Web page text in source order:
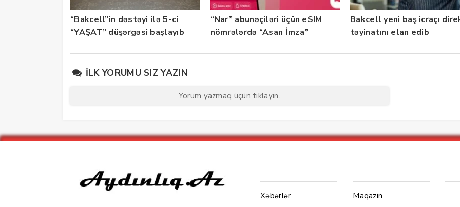
“Bakcell”in dəstəyi ilə 5-ci
“YAŞAT” düşərgəsi başlayıb
“Nar” abunəçiləri üçün eSIM
nömrələrdə “Asan İmza”
Bakcell yeni baş icraçı
təyinatını elan edib
İLK YORUMU SIZ YAZIN
Yorum yazmaq üçün tıklayın.
Xəbərlər
Maqazin